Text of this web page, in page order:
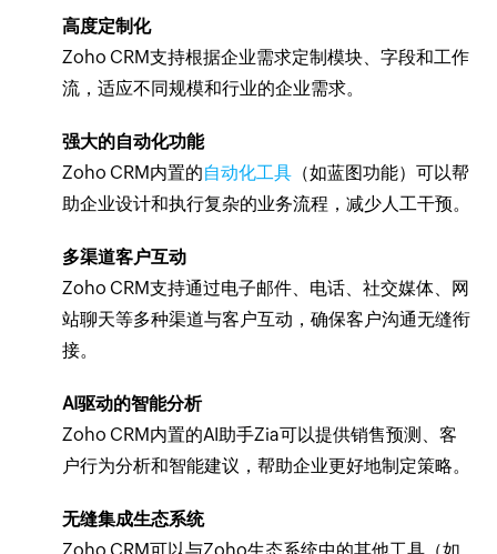
高度定制化
Zoho CRM支持根据企业需求定制模块、字段和工作
流，适应不同规模和行业的企业需求。
强大的自动化功能
Zoho CRM内置的自动化工具 （如蓝图功能）可以帮
助企业设计和执行复杂的业务流程，减少人工干预。
多渠道客户互动
Zoho CRM支持通过电子邮件、电话、社交媒体、网
站聊天等多种渠道与客户互动，确保客户沟通无缝衔
接。
AI驱动的智能分析
Zoho CRM内置的AI助手Zia可以提供销售预测、客
户行为分析和智能建议，帮助企业更好地制定策略。
无缝集成生态系统